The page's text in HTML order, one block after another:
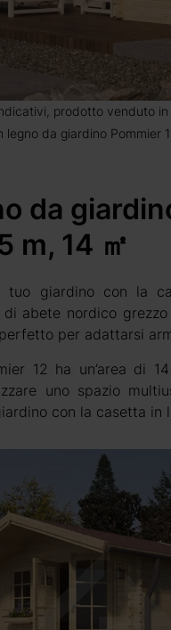
prodotto venduto
legno da giardino Pommier
da
m, 14 ㎡
tuo giardino con la
abete nordico
per adattarsi
12 ha un’area di
uno spazio
con la casetta in